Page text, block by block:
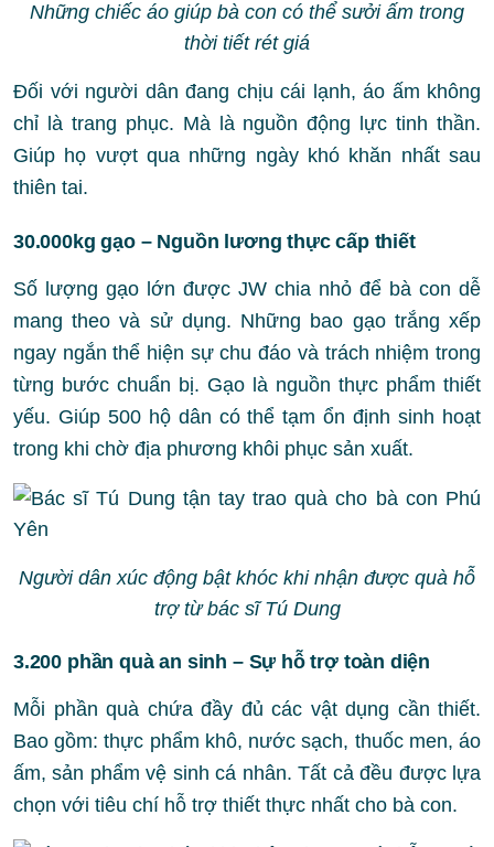
Những chiếc áo giúp bà con có thể sưởi ấm trong
thời tiết rét giá
Đối với người dân đang chịu cái lạnh, áo ấm không
chỉ là trang phục. Mà là nguồn động lực tinh thần.
Giúp họ vượt qua những ngày khó khăn nhất sau
thiên tai.
30.000kg gạo – Nguồn lương thực cấp thiết
Số lượng gạo lớn được JW chia nhỏ để bà con dễ
mang theo và sử dụng. Những bao gạo trắng xếp
ngay ngắn thể hiện sự chu đáo và trách nhiệm trong
từng bước chuẩn bị. Gạo là nguồn thực phẩm thiết
yếu. Giúp 500 hộ dân có thể tạm ổn định sinh hoạt
trong khi chờ địa phương khôi phục sản xuất.
Người dân xúc động bật khóc khi nhận được quà hỗ
trợ từ bác sĩ Tú Dung
3.200 phần quà an sinh – Sự hỗ trợ toàn diện
Mỗi phần quà chứa đầy đủ các vật dụng cần thiết.
Bao gồm: thực phẩm khô, nước sạch, thuốc men, áo
ấm, sản phẩm vệ sinh cá nhân. Tất cả đều được lựa
chọn với tiêu chí hỗ trợ thiết thực nhất cho bà con.